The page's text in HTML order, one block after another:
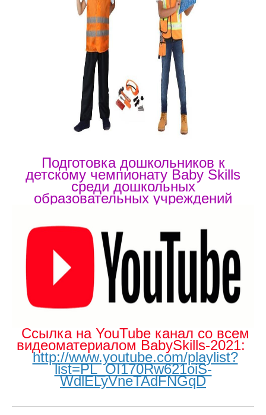
Подготовка дошкольников к
детскому чемпионату Baby Skills
среди дошкольных
образовательных учреждений
Ссылка на YouTube канал со всем
видеоматериалом BabySkills-2021:
http://www.youtube.com/playlist?
list=PL_OI170Rw621oiS-
WdlELyVneTAdFNGqD